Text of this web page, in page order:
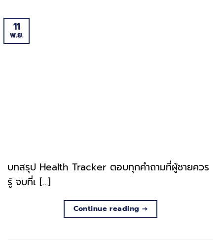
11
พ.ย.
บทสรุป Health Tracker ตอบทุกคำถามที่ผู้ชายควร
รู้ จบที่เ […]
Continue reading →